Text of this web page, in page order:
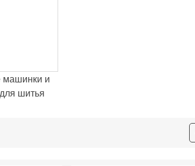
и
шитья